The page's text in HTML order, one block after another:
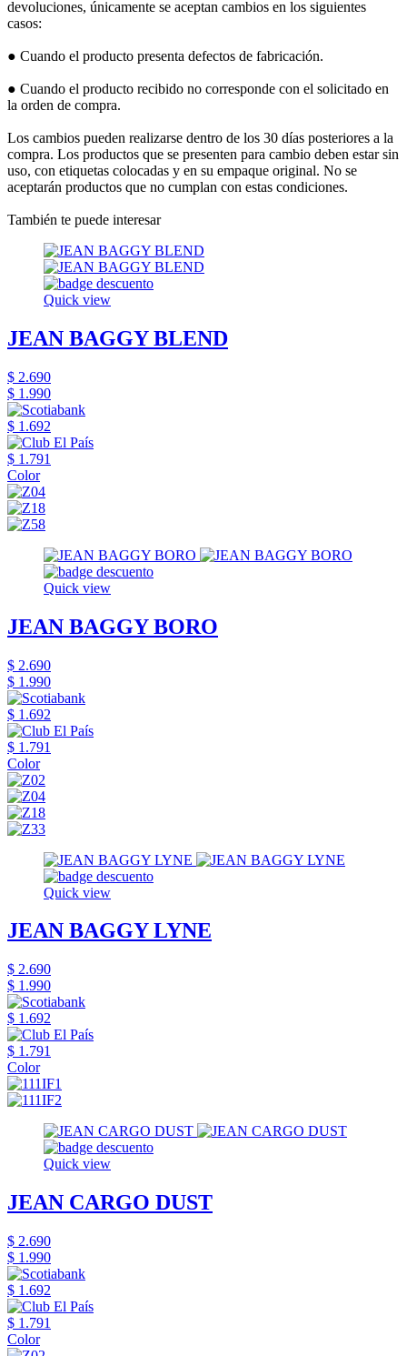
devoluciones, únicamente se aceptan cambios en los siguientes
casos:
● Cuando el producto presenta defectos de fabricación.
● Cuando el producto recibido no corresponde con el solicitado en
la orden de compra.
Los cambios pueden realizarse dentro de los 30 días posteriores a la
compra. Los productos que se presenten para cambio deben estar sin
uso, con etiquetas colocadas y en su empaque original. No se
aceptarán productos que no cumplan con estas condiciones.
También te puede interesar
Quick view
JEAN BAGGY BLEND
$ 2.690
$ 1.990
$ 1.692
$ 1.791
Color
Quick view
JEAN BAGGY BORO
$ 2.690
$ 1.990
$ 1.692
$ 1.791
Color
Quick view
JEAN BAGGY LYNE
$ 2.690
$ 1.990
$ 1.692
$ 1.791
Color
Quick view
JEAN CARGO DUST
$ 2.690
$ 1.990
$ 1.692
$ 1.791
Color